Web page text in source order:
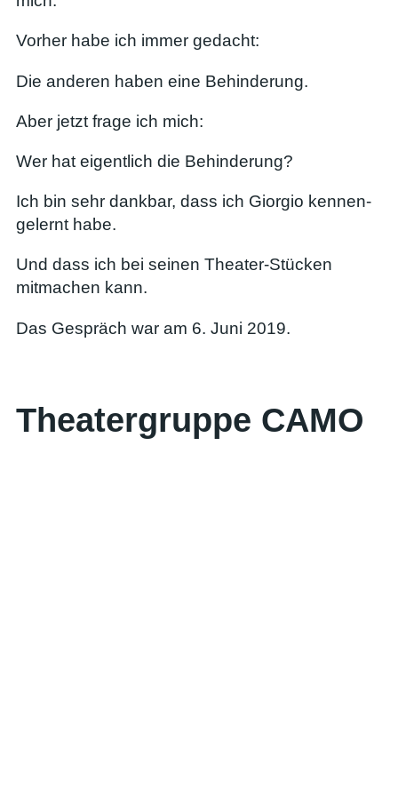
Vorher habe ich immer gedacht:
Die anderen haben eine Behinderung.
Aber jetzt frage ich mich:
Wer hat eigentlich die Behinderung?
Ich bin sehr dankbar, dass ich Giorgio kennen-
gelernt habe.
Und dass ich bei seinen Theater-Stücken
mitmachen kann.
Das Gespräch war am 6. Juni 2019.
Theatergruppe CAMO